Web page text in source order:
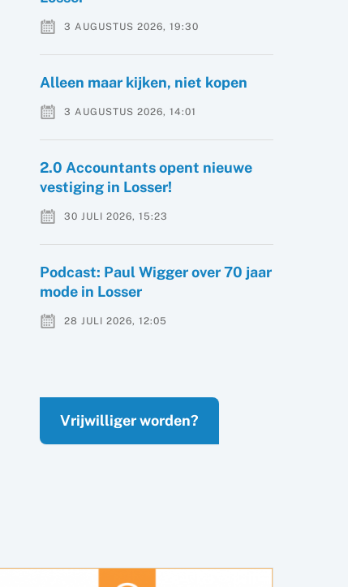
3 AUGUSTUS 2026, 19:30
Alleen maar kijken, niet kopen
3 AUGUSTUS 2026, 14:01
2.0 Accountants opent nieuwe
vestiging in Losser!
30 JULI 2026, 15:23
Podcast: Paul Wigger over 70 jaar
mode in Losser
28 JULI 2026, 12:05
Vrijwilliger worden?